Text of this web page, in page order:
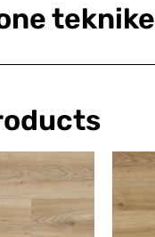
teknike